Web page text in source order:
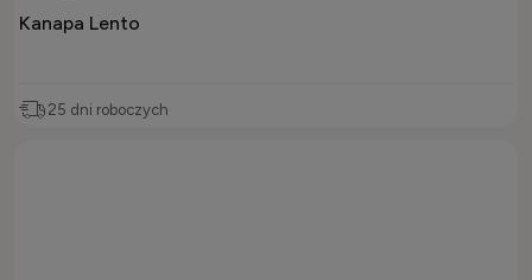
Kanapa Lento
25 dni roboczych